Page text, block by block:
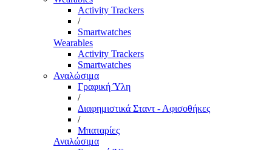
Activity Trackers
/
Smartwatches
Wearables
Activity Trackers
Smartwatches
Αναλώσιμα
Γραφική Ύλη
/
Διαφημιστικά Σταντ - Αφισοθήκες
/
Μπαταρίες
Αναλώσιμα